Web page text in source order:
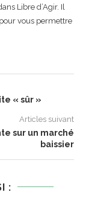
Libre d’Agir. Il
vous permettre
« sûr »
Articles suivant
sur un marché
baissier
: